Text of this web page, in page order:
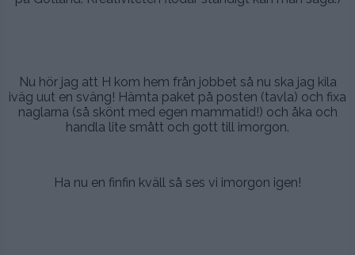
Nu hör jag att H kom hem från jobbet så nu ska jag kila
iväg uut en sväng! Hämta paket på posten (tavla) och fixa
naglarna (så skönt med egen mammatid!) och åka och
handla lite smått och gott till imorgon.
Ha nu en finfin kväll så ses vi imorgon igen!